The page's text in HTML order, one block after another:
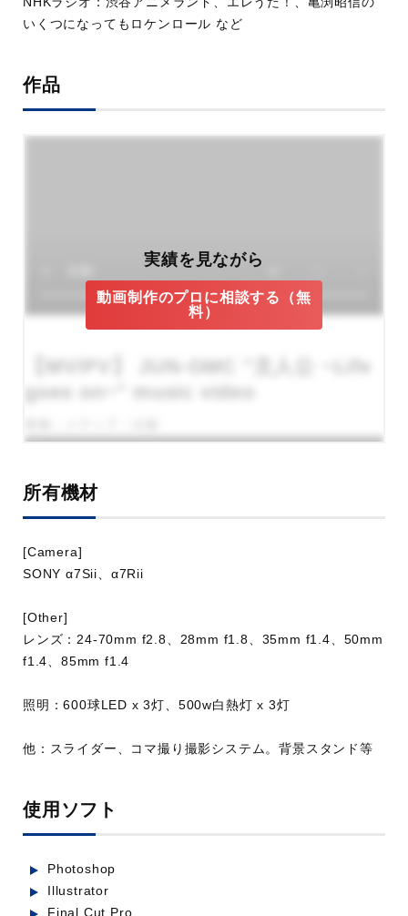
いくつになってもロケンロール など
作品
実績を見ながら
動画制作のプロに相談する（無
料）
【MV/PV】 JUN-GMC "主人公 ~Life
goes on~" music video
株式会社ほけんの時間 サービス紹
介動画
所有機材
[Camera]
SONY α7Sii、α7Rii
[Other]
レンズ：24-70mm f2.8、28mm f1.8、35mm f1.4、50mm
f1.4、85mm f1.4
照明：600球LED x 3灯、500w白熱灯 x 3灯
他：スライダー、コマ撮り撮影システム。背景スタンド等
使用ソフト
Photoshop
Illustrator
Final Cut Pro